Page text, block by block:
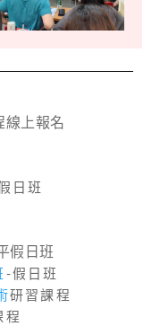
線上報名
日班
假日班
-假日班
研習課程
程